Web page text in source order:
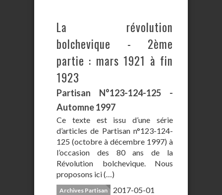
La révolution
bolchevique - 2ème
partie : mars 1921 à fin
1923
Partisan N°123-124-125 -
Automne 1997
Ce texte est issu d’une série
d’articles de Partisan n°123-124-
125 (octobre à décembre 1997) à
l’occasion des 80 ans de la
Révolution bolchevique. Nous
proposons ici (…)
Archives Partisan 2017-05-01